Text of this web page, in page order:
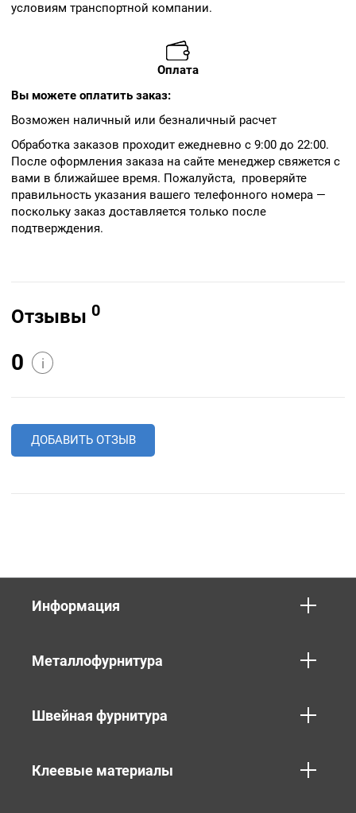
условиям транспортной компании.
Оплата
Вы можете оплатить заказ:
Возможен наличный или безналичный расчет
Обработка заказов проходит ежедневно с 9:00 до 22:00.
После оформления заказа на сайте менеджер свяжется с
вами в ближайшее время. Пожалуйста, проверяйте
правильность указания вашего телефонного номера —
поскольку заказ доставляется только после
подтверждения.
Отзывы 0
0 i
ДОБАВИТЬ ОТЗЫВ
Информация
Металлофурнитура
Швейная фурнитура
Клеевые материалы